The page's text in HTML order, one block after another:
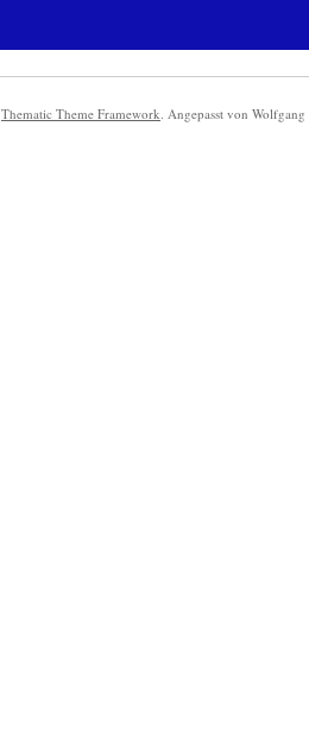
Thematic Theme Framework. Angepasst von